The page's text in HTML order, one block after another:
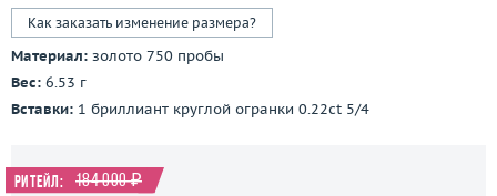
Как заказать изменение размера?
Материал: золото 750 пробы
Вес: 6.53 г
Вставки: 1 бриллиант круглой огранки 0.22ct 5/4
Ритейл: 184 000 ₽